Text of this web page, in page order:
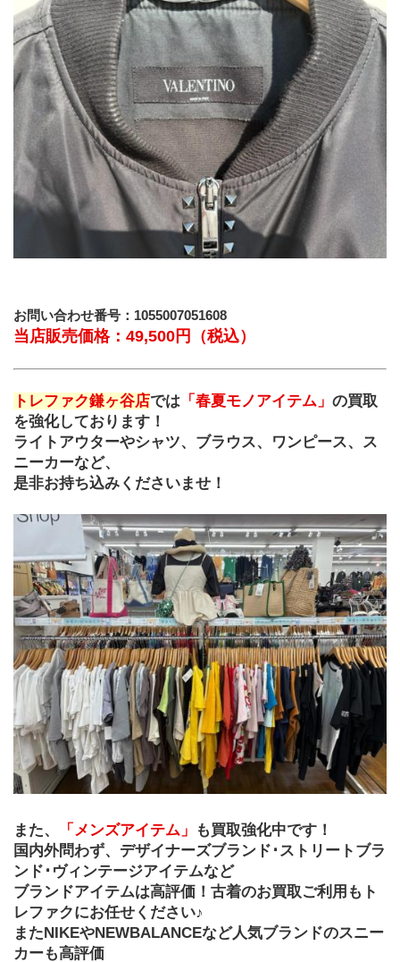
お問い合わせ番号：1055007051608
当店販売価格：49,500円（税込）
トレファク鎌ヶ谷店では 「春夏モノアイテム」 の買取
を強化しております！
ライトアウターやシャツ、ブラウス、ワンピース、ス
ニーカーなど、
是非お持ち込みくださいませ！
また、 「メンズアイテム」
も買取強化中です！
国内外問わず、デザイナーズブランド･ストリートブラ
ンド･ヴィンテージアイテムなど
ブランドアイテムは高評価！古着のお買取ご利用もト
レファクにお任せください♪
またNIKEやNEWBALANCEなど人気ブランドのスニー
カーも高評価